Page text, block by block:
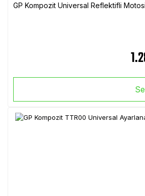
GP Kompozit Universal Reflektifli